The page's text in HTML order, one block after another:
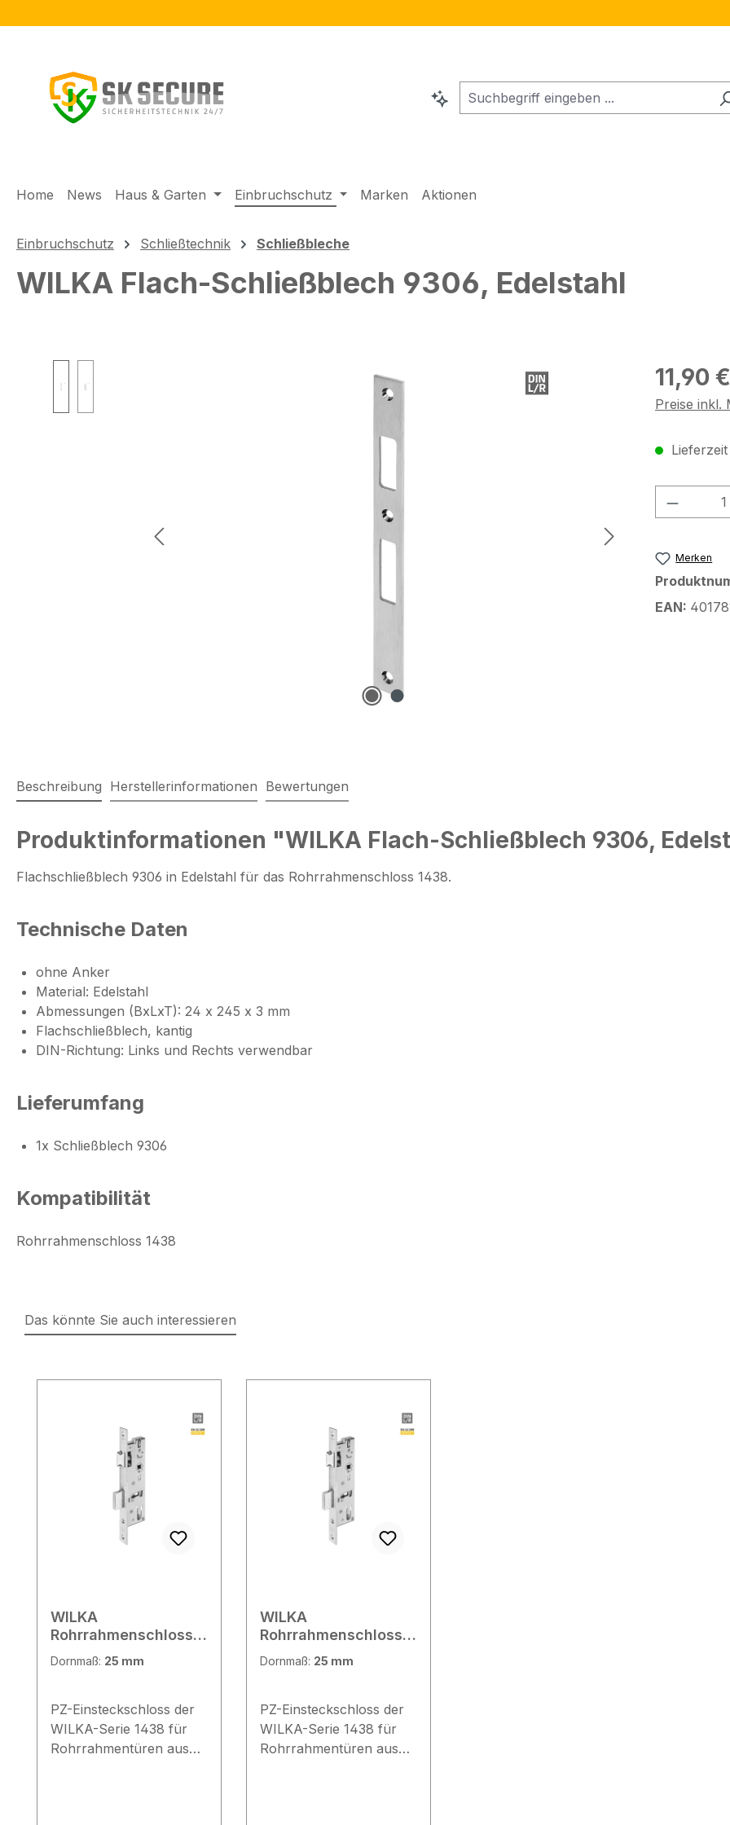
Home News Haus & Garten Einbruchschutz Marken Aktionen
Einbruchschutz Schließtechnik Schließbleche
WILKA Flach-Schließblech 9306, Edelstahl
Regulärer
11,90 €
Preise inkl.
Merken
EAN:
Beschreibung Herstellerinformationen Bewertungen
Produktinformationen "WILKA Flach-Schließblech 9306,
Flachschließblech 9306 in Edelstahl für das Rohrrahmenschloss 1438.
Technische Daten
ohne Anker
Material: Edelstahl
Abmessungen (BxLxT): 24 x 245 x 3 mm
Flachschließblech, kantig
DIN-Richtung: Links und Rechts verwendbar
Lieferumfang
1x Schließblech 9306
Kompatibilität
Rohrrahmenschloss 1438
Das könnte Sie auch interessieren
WILKA
Rohrrahmenschloss
1438, F24x245/92/8
R/L
Dornmaß: 25 mm
PZ-Einsteckschloss der
WILKA-Serie 1438 für
Rohrrahmentüren aus
WILKA
Rohrrahmenschloss
1438,
P6/24x245/92/8 R/L
Dornmaß: 25 mm
PZ-Einsteckschloss der
WILKA-Serie 1438 für
Rohrrahmentüren aus